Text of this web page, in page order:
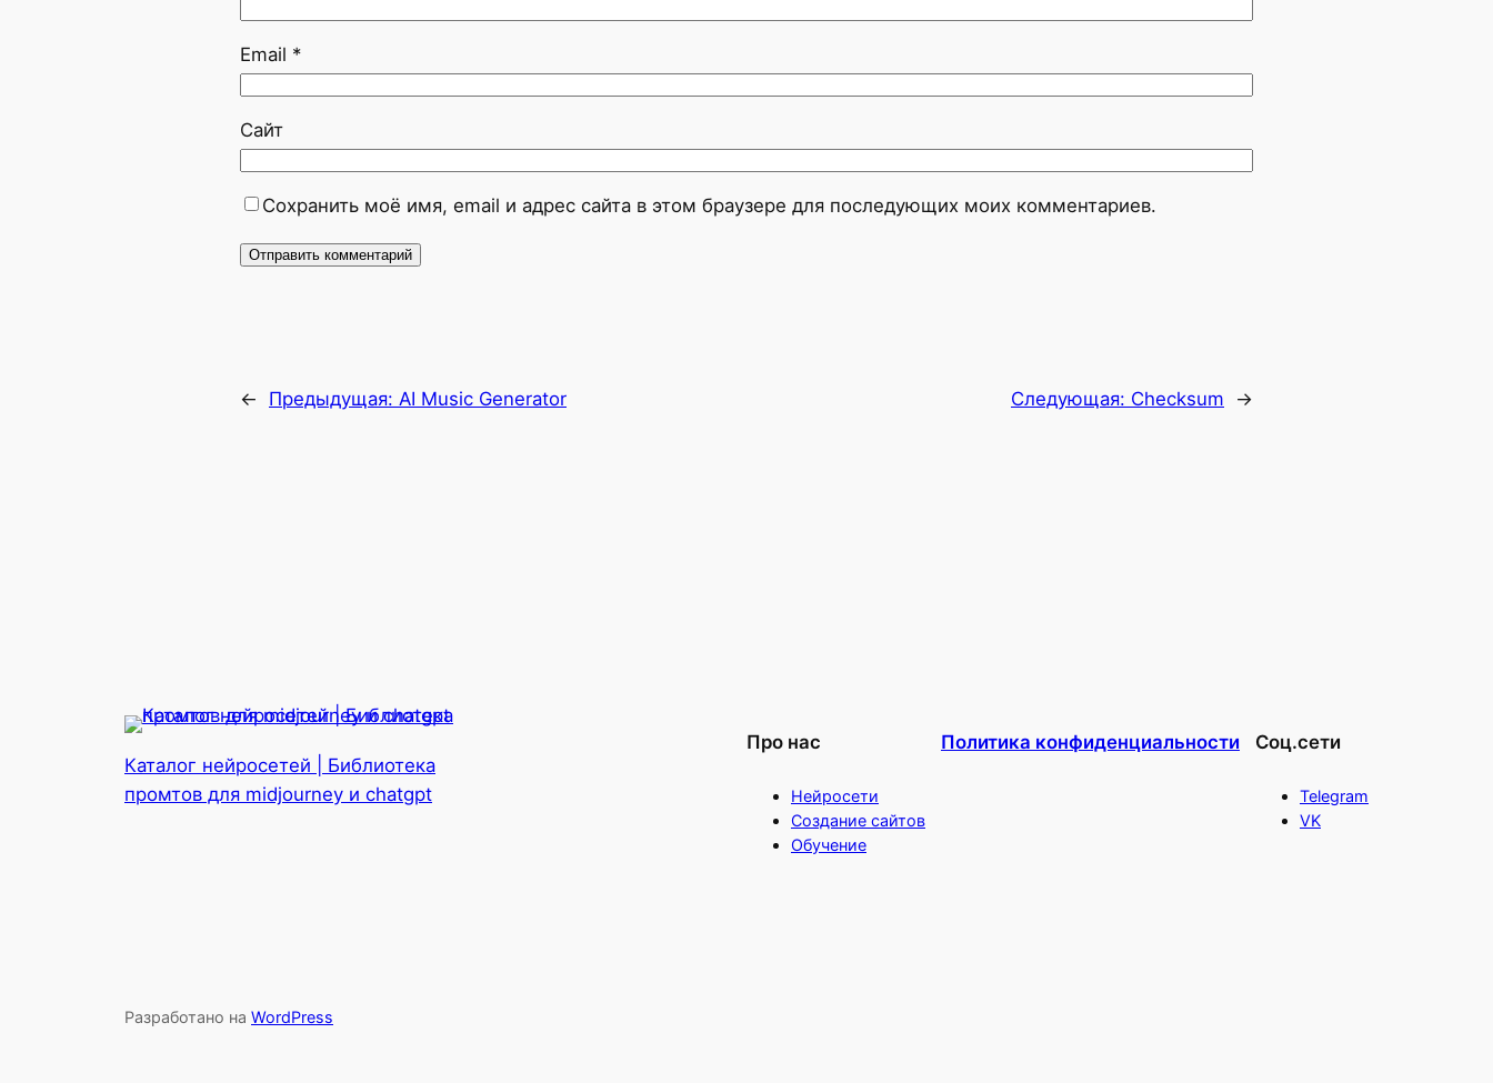
Email *
Сайт
Сохранить моё имя, email и адрес сайта в этом браузере для последующих моих комментариев.
← Предыдущая: AI Music Generator Следующая: Checksum →
Каталог нейросетей | Библиотека
промтов для midjourney и chatgpt
Про нас
Нейросети
Создание сайтов
Обучение
Политика конфиденциальности Соц.сети
Telegram
VK
Разработано на WordPress